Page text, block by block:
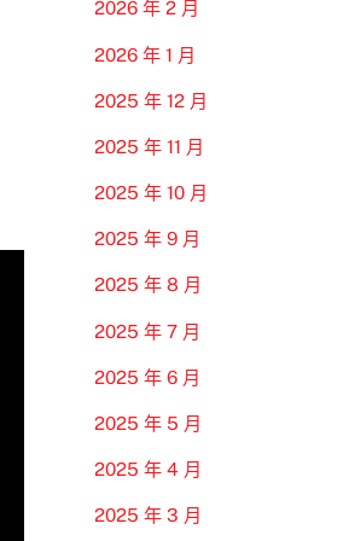
2026 年 2 月
2026 年 1 月
2025 年 12 月
2025 年 11 月
2025 年 10 月
2025 年 9 月
2025 年 8 月
2025 年 7 月
2025 年 6 月
2025 年 5 月
2025 年 4 月
2025 年 3 月